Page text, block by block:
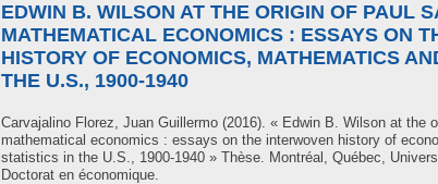
EDWIN B. WILSON AT THE ORIGIN OF PAUL
MATHEMATICAL ECONOMICS : ESSAYS ON
HISTORY OF ECONOMICS, MATHEMATICS
THE U.S., 1900-1940
Carvajalino Florez, Juan Guillermo (2016). « Edwin B. Wilson at the
mathematical economics : essays on the interwoven history of
statistics in the U.S., 1900-1940 » Thèse. Montréal, Québec,
Doctorat en économique.